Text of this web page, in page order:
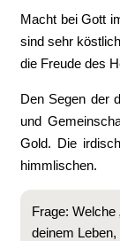
Macht bei Gott
sind sehr
die Freude des
Den Segen der
und
Gold. Die
himmlischen.
Frage: Welche
deinem